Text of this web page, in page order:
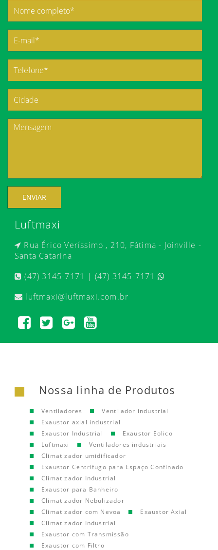
ENVIAR
Luftmaxi
Rua Érico Veríssimo , 210, Fátima - Joinville -
Santa Catarina
(47) 3145-7171 | (47) 3145-7171
luftmaxi@luftmaxi.com.br
Nossa linha de Produtos
Ventiladores
Ventilador industrial
Exaustor axial industrial
Exaustor Industrial
Exaustor Eolico
Luftmaxi
Ventiladores industriais
Climatizador umidificador
Exaustor Centrifugo para Espaço Confinado
Climatizador Industrial
Exaustor para Banheiro
Climatizador Nebulizador
Climatizador com Nevoa
Exaustor Axial
Climatizador Industrial
Exaustor com Transmissão
Exaustor com Filtro